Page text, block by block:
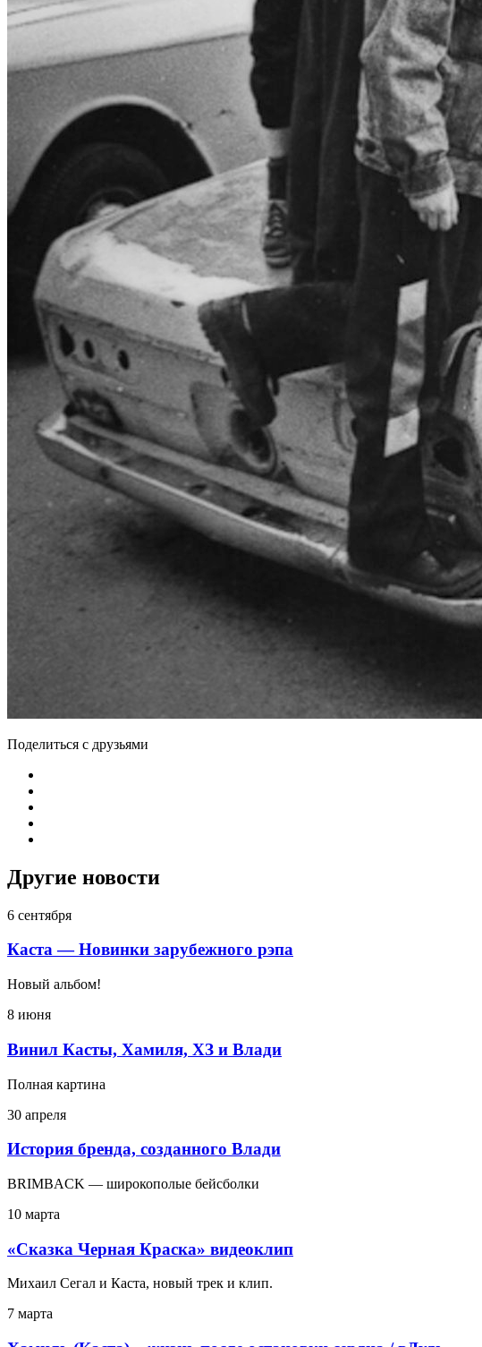
Поделиться с друзьями
Другие новости
6 сентября
Каста — Новинки зарубежного рэпа
Новый альбом!
8 июня
Винил Касты, Хамиля, ХЗ и Влади
Полная картина
30 апреля
История бренда, созданного Влади
BRIMBACK — широкополые бейсболки
10 марта
«Сказка Черная Краска» видеоклип
Михаил Сегал и Каста, новый трек и клип.
7 марта